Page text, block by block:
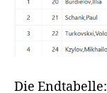
Die Endtabelle: